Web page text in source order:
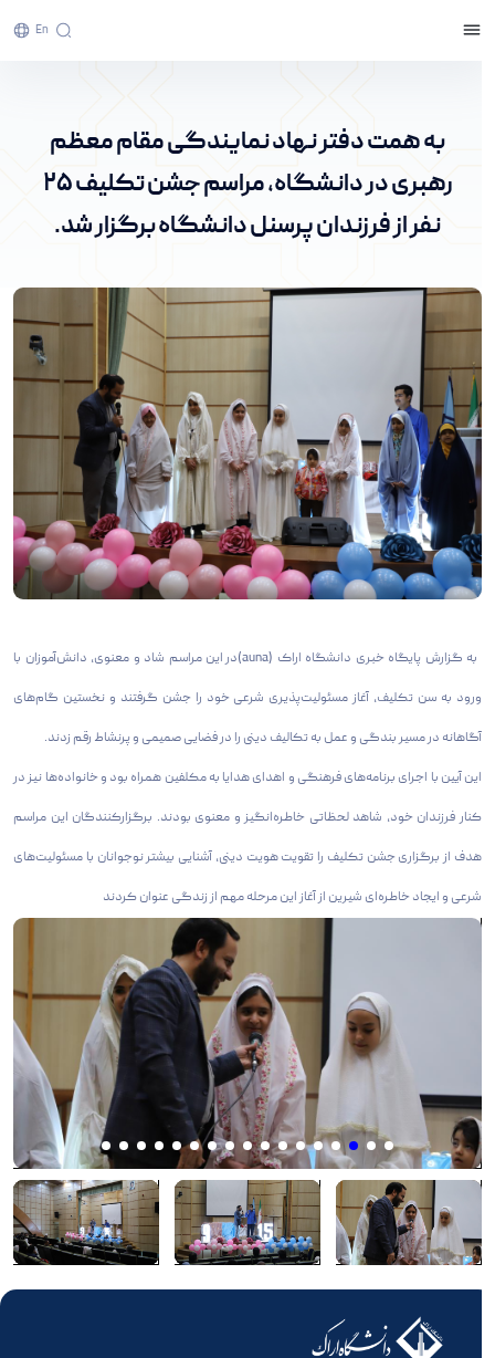
En
دانشگاه، مراسم جشن تکلیف ۲۵ نفر از فرزندان
پرسنل دانشگاه برگزار شد. - پرتال خبری دانشگاه
اراک
به همت دفتر نهاد نمایندگی مقام معظم
رهبری در دانشگاه، مراسم جشن تکلیف ۲۵
نفر از فرزندان پرسنل دانشگاه برگزار شد.
به گزارش پایگاه خبری دانشگاه اراک (auna)در این مراسم شاد و معنوی، دانش‌آموزان با
ورود به سن تکلیف، آغاز مسئولیت‌پذیری شرعی خود را جشن گرفتند و نخستین گام‌های
آگاهانه در مسیر بندگی و عمل به تکالیف دینی را در فضایی صمیمی و پرنشاط رقم زدند.
این آیین با اجرای برنامه‌های فرهنگی و اهدای هدایا به مکلفین همراه بود و خانواده‌ها نیز در
کنار فرزندان خود، شاهد لحظاتی خاطره‌انگیز و معنوی بودند. برگزارکنندگان این مراسم
هدف از برگزاری جشن تکلیف را تقویت هویت دینی، آشنایی بیشتر نوجوانان با مسئولیت‌های
شرعی و ایجاد خاطره‌ای شیرین از آغاز این مرحله مهم از زندگی عنوان کردند